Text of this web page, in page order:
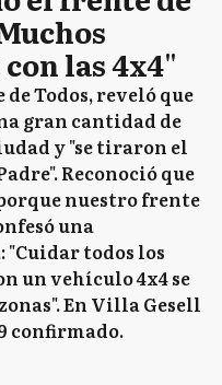
las 4x4"
Todos, reveló que
gran cantidad de
y "se tiraron el
Reconoció que
nuestro frente
una
todos los
un vehículo 4x4 se
En Villa Gesell
confirmado.